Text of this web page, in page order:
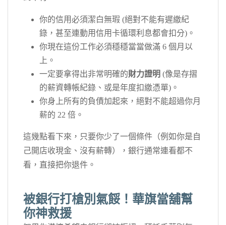
你的信用必須潔白無瑕 (絕對不能有遲繳紀
錄，甚至連動用信用卡循環利息都會扣分)。
你現在這份工作必須穩穩當當做滿 6 個月以
上。
一定要拿得出非常明確的財力證明 (像是存摺
的薪資轉帳紀錄、或是年度扣繳憑單)。
你身上所有的負債加起來，絕對不能超過你月
薪的 22 倍。
這幾點看下來，只要你少了一個條件（例如你是自
己開店收現金、沒有薪轉），銀行通常連看都不
看，直接把你退件。
被銀行打槍別氣餒！華旗當舖幫
你神救援